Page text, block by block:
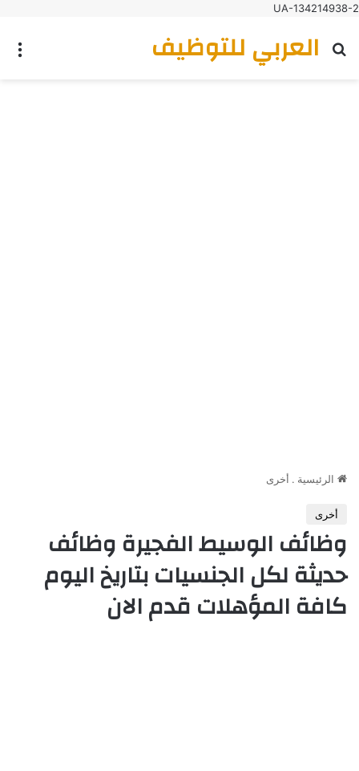
UA-134214938-2
العربي للتوظيف
بحث عن
الرئيسية . أخرى
أخرى
وظائف الوسيط الفجيرة وظائف
حديثة لكل الجنسيات بتاريخ اليوم
كافة المؤهلات قدم الان